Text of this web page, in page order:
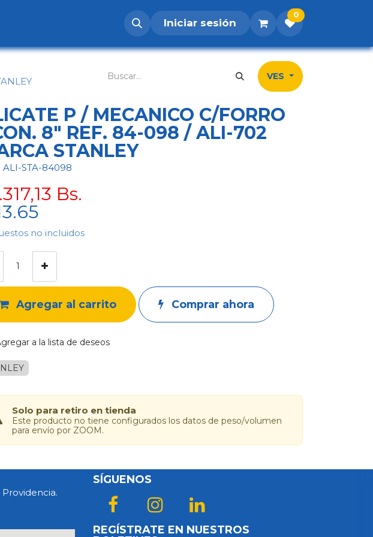
Postúlate Inicio Tienda
Iniciar sesión
0
VES
P / MECANICO C/FORRO
8" REF. 84-098 / ALI-702
STANLEY
ALI-STA-84098
Bs.
no incluidos
Agregar al carrito Comprar ahora
a la lista de deseos
Solo para retiro en tienda
Este producto no tiene configurados los datos de peso/volumen
para envío por ZOOM.
Providencia.
SÍGUENOS
REGÍSTRATE EN NUESTROS